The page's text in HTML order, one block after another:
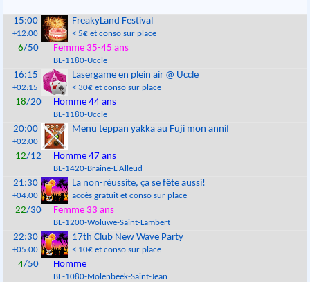
15:00
+12:00
FreakyLand Festival
< 5€ et conso sur place
6/50 Femme 35-45 ans
BE-1180-Uccle
16:15
+02:15
Lasergame en plein air @ Uccle
< 30€ et conso sur place
18/20 Homme 44 ans
BE-1180-Uccle
20:00
+02:00
Menu teppan yakka au Fuji mon annif
12/12 Homme 47 ans
BE-1420-Braine-L'Alleud
21:30
+04:00
La non-réussite, ça se fête aussi!
accès gratuit et conso sur place
22/30 Femme 33 ans
BE-1200-Woluwe-Saint-Lambert
22:30
+05:00
17th Club New Wave Party
< 10€ et conso sur place
4/50 Homme
BE-1080-Molenbeek-Saint-Jean